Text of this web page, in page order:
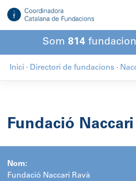
contingut
Som 814
Inici · Directori de fundacions ·
Fundació Naccari
Nom:
Fundació Naccari Ravà